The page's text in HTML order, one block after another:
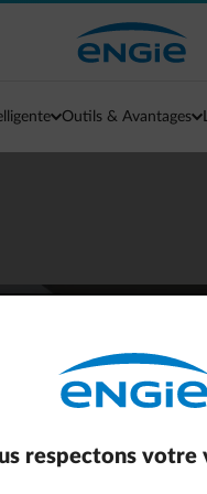
Outils & Avantages
respectons votre